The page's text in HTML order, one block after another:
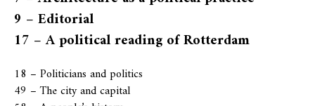
9 – Editorial
17 – A political reading of Rotterdam
18 – Politicians and politics
49 – The city and capital